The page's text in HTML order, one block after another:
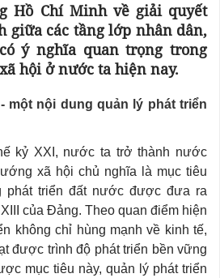
Hồ Chí Minh về giải quyết
giữa các tầng lớp nhân dân,
ý nghĩa quan trọng trong
hội ở nước ta hiện nay.
một nội dung quản lý phát triển
kỷ XXI, nước ta trở thành nước
xã hội chủ nghĩa là mục tiêu
phát triển đất nước được đưa ra
của Đảng. Theo quan điểm hiện
không chỉ hùng mạnh về kinh tế,
được trình độ phát triển bền vững
mục tiêu này, quản lý phát triển